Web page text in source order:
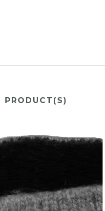
PRODUCT(S)